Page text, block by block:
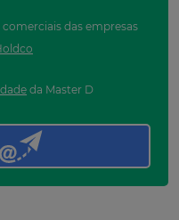
das empresas
da Master D